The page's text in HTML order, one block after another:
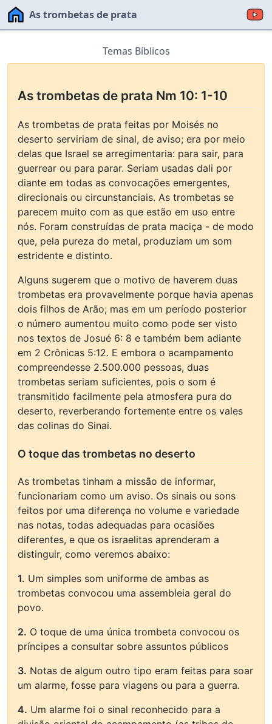
As trombetas de prata
Temas Bíblicos
As trombetas de prata Nm 10: 1-10
As trombetas de prata feitas por Moisés no
deserto serviriam de sinal, de aviso; era por meio
delas que Israel se arregimentaria: para sair, para
guerrear ou para parar. Seriam usadas dali por
diante em todas as convocações emergentes,
direcionais ou circunstanciais. As trombetas se
parecem muito com as que estão em uso entre
nós. Foram construídas de prata maciça - de modo
que, pela pureza do metal, produziam um som
estridente e distinto.
Alguns sugerem que o motivo de haverem duas
trombetas era provavelmente porque havia apenas
dois filhos de Arão; mas em um período posterior
o número aumentou muito como pode ser visto
nos textos de Josué 6: 8 e também bem adiante
em 2 Crônicas 5:12. E embora o acampamento
compreendesse 2.500.000 pessoas, duas
trombetas seriam suficientes, pois o som é
transmitido facilmente pela atmosfera pura do
deserto, reverberando fortemente entre os vales
das colinas do Sinai.
O toque das trombetas no deserto
As trombetas tinham a missão de informar,
funcionariam como um aviso. Os sinais ou sons
feitos por uma diferença no volume e variedade
nas notas, todas adequadas para ocasiões
diferentes, e que os israelitas aprenderam a
distinguir, como veremos abaixo:
1. Um simples som uniforme de ambas as
trombetas convocou uma assembleia geral do
povo.
2. O toque de uma única trombeta convocou os
príncipes a consultar sobre assuntos públicos
3. Notas de algum outro tipo eram feitas para soar
um alarme, fosse para viagens ou para a guerra.
4. Um alarme foi o sinal reconhecido para a